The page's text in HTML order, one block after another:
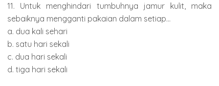
11. Untuk menghindari tumbuhnya jamur kulit, maka
sebaiknya mengganti pakaian dalam setiap...
a. dua kali sehari
b. satu hari sekali
c. dua hari sekali
d. tiga hari sekali